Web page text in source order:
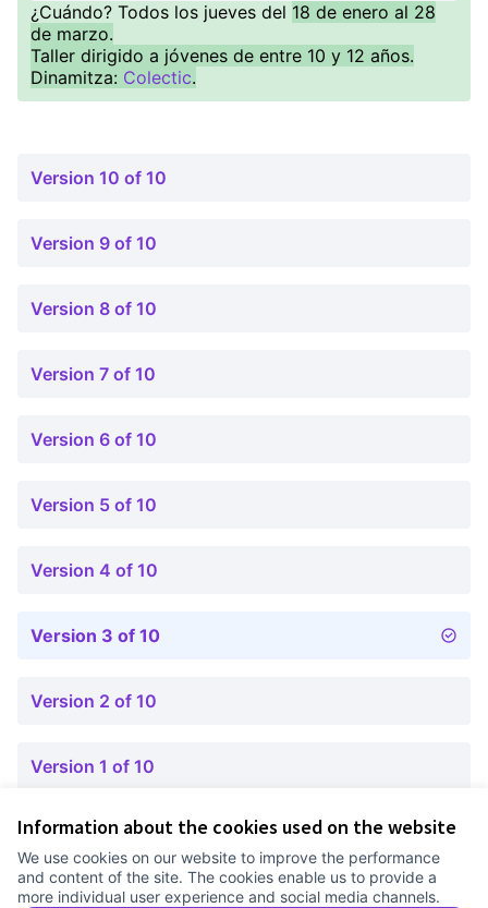
Information about the cookies used on the website
We use cookies on our website to improve the performance
and content of the site. The cookies enable us to provide a
more individual user experience and social media channels.
¿Cuándo? Todos los jueves del 18 de enero al 28
de marzo.
Taller dirigido a jóvenes de entre 10 y 12 años.
Dinamitza: Colectic.
Version 10 of 10
Version 9 of 10
Version 8 of 10
Version 7 of 10
Version 6 of 10
Version 5 of 10
Version 4 of 10
Version 3 of 10
Version 2 of 10
Version 1 of 10
Cookie settings
Comunitat Canòdrom at Facebook
(External link)
Comunitat Canòdrom at Instagram
(External link)
Comunitat Canòdrom at YouTube
(External link)
English
Triar la llenguaElegir el idiomaChoose language